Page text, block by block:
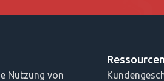
Nutzung von